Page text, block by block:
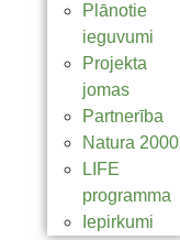
Plānotie
ieguvumi
Projekta
jomas
Partnerība
Natura 2000
LIFE
programma
Iepirkumi